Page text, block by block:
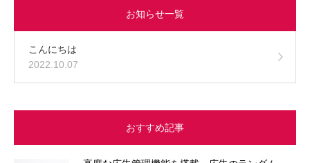
お知らせ一覧
こんにちは
2022.10.07
おすすめ記事